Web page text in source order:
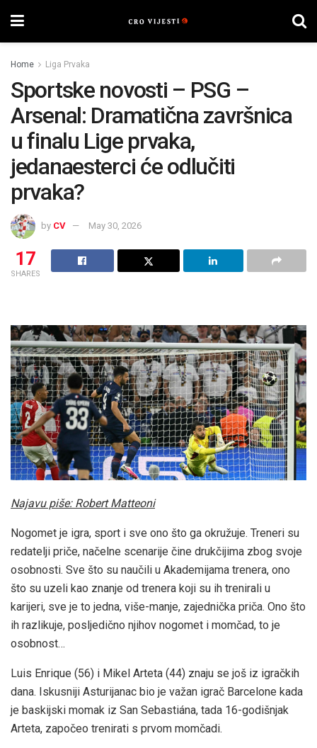
Home Liga Prvaka
Sportske novosti – PSG –
Arsenal: Dramatična završnica
u finalu Lige prvaka,
jedanaesterci će odlučiti
prvaka?
by CV May 30, 2026
17
SHARES
Najavu piše: Robert Matteoni
Nogomet je igra, sport i sve ono što ga okružuje. Treneri su
redatelji priče, načelne scenarije čine drukčijima zbog svoje
osobnosti. Sve što su naučili u Akademijama trenera, ono
što su uzeli kao znanje od trenera koji su ih trenirali u
karijeri, sve je to jedna, više-manje, zajednička priča. Ono što
ih razlikuje, posljedično njihov nogomet i momčad, to je
osobnost…
Luis Enrique (56) i Mikel Arteta (44) znaju se još iz igračkih
dana. Iskusniji Asturijanac bio je važan igrač Barcelone kada
je baskijski momak iz San Sebastiána, tada 16-godišnjak
Arteta, započeo trenirati s prvom momčadi.